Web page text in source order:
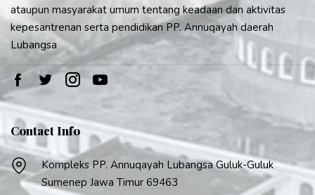
ataupun masyarakat umum tentang keadaan dan aktivitas
kepesantrenan serta pendidikan PP. Annuqayah daerah
Lubangsa
Contact Info
Kompleks PP. Annuqayah Lubangsa Guluk-Guluk
Sumenep Jawa Timur 69463